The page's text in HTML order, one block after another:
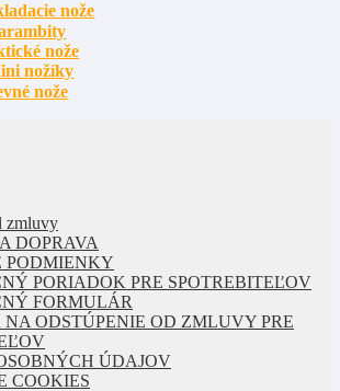
nože
nože
nožíky
nože
zmluvy
DOPRAVA
PODMIENKY
PORIADOK PRE SPOTREBITEĽOV
FORMULÁR
ODSTÚPENIE OD ZMLUVY PRE
ÚDAJOV
COOKIES